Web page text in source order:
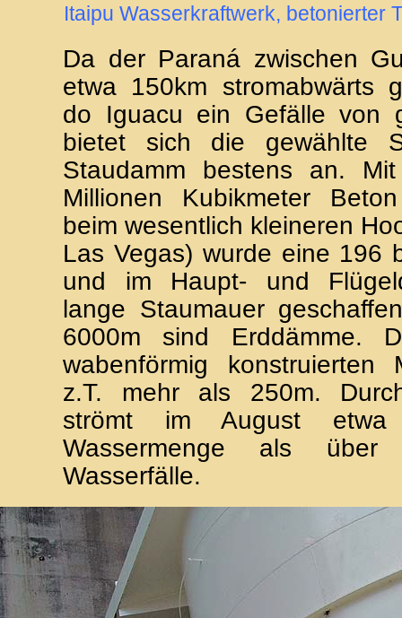
Itaipu Wasserkraftwerk, betonierter
Da der Paraná zwischen
etwa 150km stromabwärts
do Iguacu ein Gefälle von
bietet sich die gewählte
Staudamm bestens an.
Millionen Kubikmeter
beim wesentlich kleineren
Las Vegas) wurde eine 196
und im Haupt- und
lange Staumauer
6000m sind Erddämme.
wabenförmig konstruierten
z.T. mehr als 250m.
strömt im August
Wassermenge als
Wasserfälle.